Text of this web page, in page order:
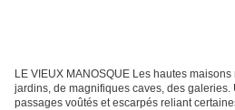
LE VIEUX MANOSQUE Les hautes
jardins, de magnifiques caves, des galeries.
passages voûtés et escarpés reliant